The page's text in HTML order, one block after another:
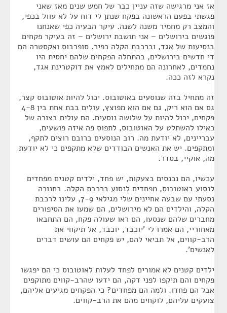
אז אני מרגישה שזה עניין כבר של חמש שנים מאז שאני
פגשתי בפעם הראשונה בפקח שנתן לי דוח על לא עוול בכפי,
והמצב רק מחמיר משנה לשנה. עיקר הבעיה כפי שאנחנו
פוגשים בירושלים – אני תושבת ירושלים – זה בעיקר פקחים
בנסיעות של אגד, וברכבת הקלה כפיר. סופרבוס ואקסטרה הם
די חדשים בירושלים, בהתחלה הפקחים שלהם יחסית היו
נחמדים, לאחרונה הם מתחילים לאמץ את דוקטרינת אגד,
נקרא לזה ככה.
זה מתחיל בזה שנוסעים באוטובוס. יכול להיות אוטובוס קצר,
גם אם הוא ריק, גם אם הוא מפוצץ, עולים בבת אחת בין 4-8
פקחים, יכול להיות על שלושה נוסעים. הם עולים בצורה של
כאילו להשתלט על האוטובוס, לתפוס פה איזה פושעים,
עבריינים, לא יודעת מה. רוב הנוסעים ברובם רוצים לתקף,
ומתקפים. יש את האנשים הבודדים שלא מתקפים כי לא יודעת
מה, אוקיי, בסדר.
עכשיו, הם נכנסים בצעקות, יש פחד, ילדים קטנים מפחדים
לנסוע באוטובוס, מפחדים לנסוע ברכבת הקלה. בחנוכה
נסעתי עם שבעה אחיינים שלי מגילאי 7-9, עלינו לרכבת
הקלה, והילדים הם לא מירושלים, הם שמעו את הסיפורים
מחברים שלהם שנסעו, הם ראו שעולה פקח, הם התחבאו
מאחוריי, הם אמרו לי 'יוכבד, יוכבד, אל תיקחי את
הרב-קווים, אל תביאי להם, יש פקחים הם עושים דברים
לאנשים'.
ילדים קטנים לא אמורים לפחד לעלות לאוטובוס כי הם יפגשו
פקחים והם תיקפו לפני דקה, הם ידעו שהרב-קווים מתוקפים
אבל הם פחדו. ולמה הם מפחדים? כי הפקחים מגיעים אליהם,
צועקים עליהם, לוקחים מהם את הרב-קווים.